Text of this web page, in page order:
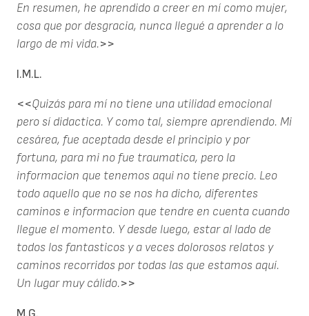
En resumen, he aprendido a creer en mí como mujer,
cosa que por desgracia, nunca llegué a aprender a lo
largo de mi vida.>>
I.M.L.
<<Quizás para mí no tiene una utilidad emocional
pero sí didactica. Y como tal, siempre aprendiendo. Mi
cesárea, fue aceptada desde el principio y por
fortuna, para mi no fue traumatica, pero la
informacion que tenemos aqui no tiene precio. Leo
todo aquello que no se nos ha dicho, diferentes
caminos e informacion que tendre en cuenta cuando
llegue el momento. Y desde luego, estar al lado de
todos los fantasticos y a veces dolorosos relatos y
caminos recorridos por todas las que estamos aquí.
Un lugar muy cálido.>>